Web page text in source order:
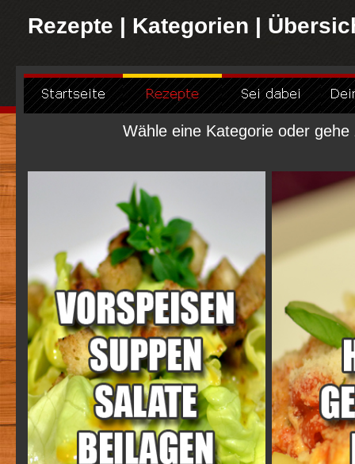
Rezepte | Kategorien |
Wähle eine Kategorie oder